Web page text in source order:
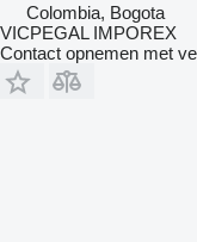
Colombia, Bogota
VICPEGAL IMPOREX
Contact opnemen met